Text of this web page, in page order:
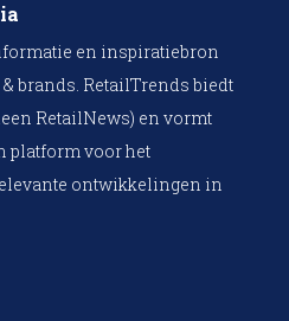
en inspiratiebron
brands. RetailTrends biedt
RetailNews) en vormt
platform voor het
ontwikkelingen in